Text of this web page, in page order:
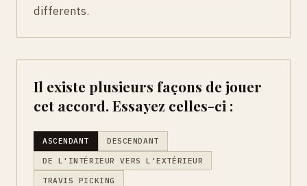
differents.
Il existe plusieurs façons de jouer
cet accord. Essayez celles-ci :
ASCENDANT DESCENDANT
DE L'INTÉRIEUR VERS L'EXTÉRIEUR
TRAVIS PICKING